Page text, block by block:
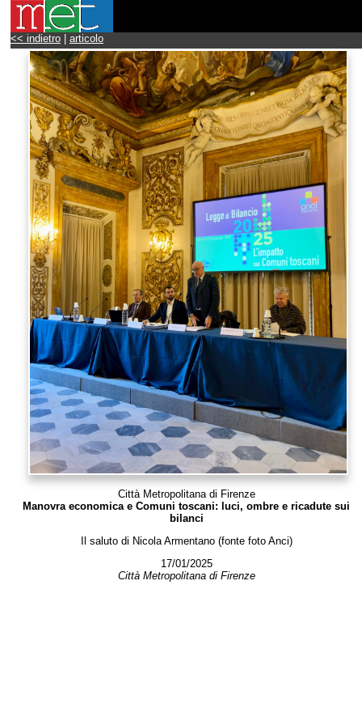
<< indietro articolo
Città Metropolitana di Firenze
Manovra economica e Comuni toscani: luci, ombre e ricadute sui
bilanci
Il saluto di Nicola Armentano (fonte foto Anci)
17/01/2025
Città Metropolitana di Firenze